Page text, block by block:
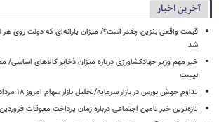
آخرین اخبار
قیمت واقعی بنزین چقدر است؟/ میزان یارانه‌ای که دولت روی
شد
خبر مهم وزیر جهادکشاورزی درباره میزان ذخایر کالاهای اساسی/
نیست
تداوم جهش بورس در بازار سرمایه/تحلیل بازار سهام امروز ۱۸ مرداد ۱۴۰۵
تازه‌ترین خبر تامین اجتماعی درباره زمان پرداخت معوقات